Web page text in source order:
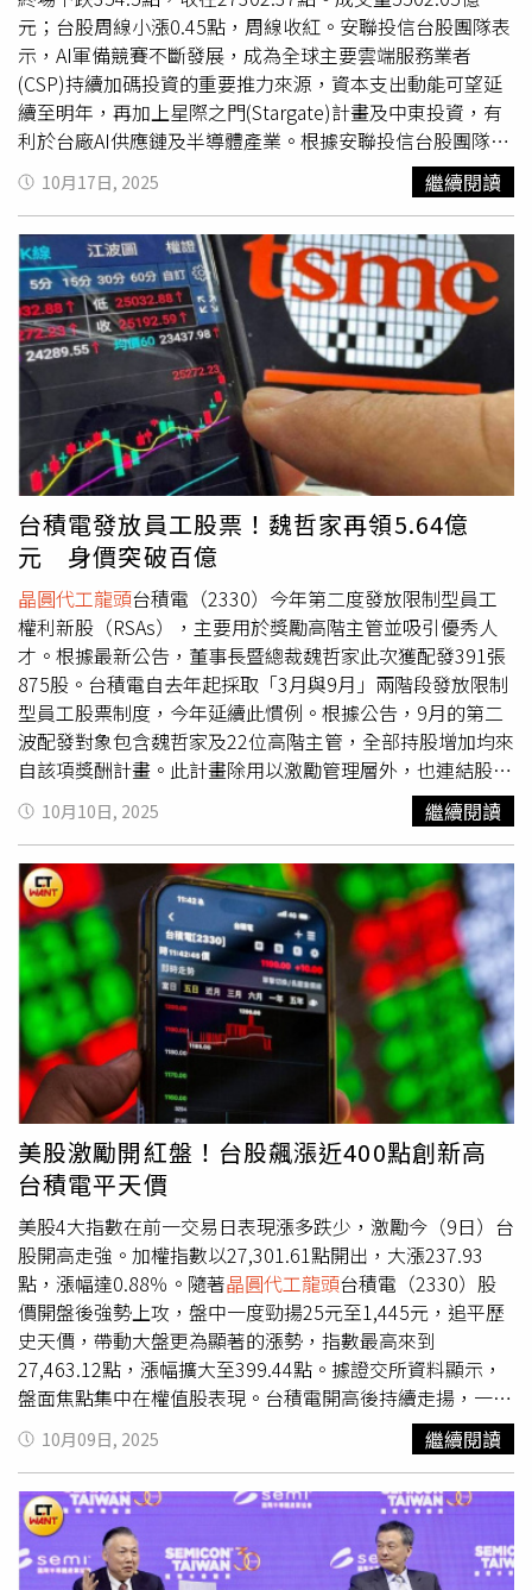
元；台股周線小漲0.45點，周線收紅。安聯投信台股團隊表
示，AI軍備競賽不斷發展，成為全球主要雲端服務業者
(CSP)持續加碼投資的重要推力來源，資本支出動能可望延
續至明年，再加上星際之門(Stargate)計畫及中東投資，有
利於台廠AI供應鏈及半導體產業。根據安聯投信台股團隊估
算，2026年整體企業獲利有望持續為正成長，預估成長
20%，成長動能優於今年。以類股來看，電子維持高速成長
約23%，金融、非金電獲利也呈現成長；長期成長趨勢科技
部分可持續關注AI、半導體供應鏈及半導體製程相關、雲端
伺服器、高速傳輸、規格升級電子；其他可留意生技、運動
休閒等。展望後市，企業獲利成長仍將是推升股價的動能。
明年企業獲利預期將有雙位數成長，AI需求持續強勁，展望
正向。其中就觀察產業面，台灣晶圓代工龍頭重要客戶訂單
2026年第一、二季將大幅回升，可望形成台股重要支撐。
先進製程相關建廠廠務和材料化學品等也將受惠。安聯基金
經理人施政廷表示，股市創新高之際，策略上更需重視分
散，並於投資組合中納入股息因子，降低波動度；第四季投
資策略可留意的亮點，一是AI供應鏈，包括：電源、散熱、
PCB及記憶體等有望受惠結構性成長；二是2026出貨量翻
倍，以iPhone為例其供應鏈備貨量上億台，超預期可能性
高；三是傳產運動品供應鏈，世足賽題材有望從第四季起發
酵；四是金融股，受惠降息環境下穩定配息來源。
10月17日, 2025 繼續閱讀
台積電發放員工股票！魏哲家再領5.64億
元 身價突破百億
晶圓代工龍頭台積電（2330）今年第二度發放限制型員工
權利新股（RSAs），主要用於獎勵高階主管並吸引優秀人
才。根據最新公告，董事長暨總裁魏哲家此次獲配發391張
875股。台積電自去年起採取「3月與9月」兩階段發放限制
型員工股票制度，今年延續此慣例。根據公告，9月的第二
波配發對象包含魏哲家及22位高階主管，全部持股增加均來
自該項獎酬計畫。此計畫除用以激勵管理層外，也連結股東
利益與ESG（環境、社會與公司治理）績效，顯示公司在獎
勵制度上兼顧永續發展目標。在本次發放名單中，，董事長
暨總裁魏哲家此次獲配發391張875股，若以昨（9）日收盤
價新高1440元計算，市值約5.64億元。加上今年3月獲配的
412張300股，全年合計804張175股，總市值達11.58億
元，個人持股因此增至7217張，身價突破103.9億元。而企
業永續資深副總經理何麗梅獲配38張950股，市值約5608萬
元；若加計3月獲配的115張900股，持股總量達4579張，
市值約65.93億元。執行副總經理暨共同營運長秦永沛與米
玉傑各獲61張750股，市值約8892萬元；資深副總經理暨副
共同營運長侯永清、張曉強、法務長方淑華及財務長黃仁
昭，各配發38張950股，市值約5608萬元。此外，副總經理
王英郎、曹敏、張宗生、吳顯揚、葉主輝與李俊賢等6人，
各配發24張700股，市值約3556.8萬元；另有包括廖永豪、
章勳明、游秋山、何軍、林宏達、莊子壽、魯立忠、徐國晉
及莊瑞萍在內的9位副總經理，各獲15張675股，市值約
2257萬元。
10月10日, 2025 繼續閱讀
美股激勵開紅盤！台股飆漲近400點創新高
台積電平天價
美股4大指數在前一交易日表現漲多跌少，激勵今（9日）台
股開高走強。加權指數以27,301.61點開出，大漲237.93
點，漲幅達0.88％。隨著晶圓代工龍頭台積電（2330）股
價開盤後強勢上攻，盤中一度勁揚25元至1,445元，追平歷
史天價，帶動大盤更為顯著的漲勢，指數最高來到
27,463.12點，漲幅擴大至399.44點。據證交所資料顯示，
盤面焦點集中在權值股表現。台積電開高後持續走揚，一度
觸及天價；鴻海（2317）同步上漲2元，報227元；聯發科
（2454）勁揚15元，至1,350元；廣達（2382）上漲4元至
310元；航運族群方面，長榮（2603）也小漲0.5元，報180
元。權值股普遍走強，推升整體市場氣氛熱絡。回顧美股表
現，4大指數呈現漲多跌少的格局。道瓊工業指數小跌1.2
點、幾乎持平，收在46,601.78點；標準普爾500指數上漲
10月09日, 2025 繼續閱讀